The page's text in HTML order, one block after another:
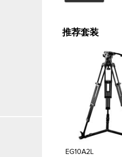
推荐套装
EG10A2L